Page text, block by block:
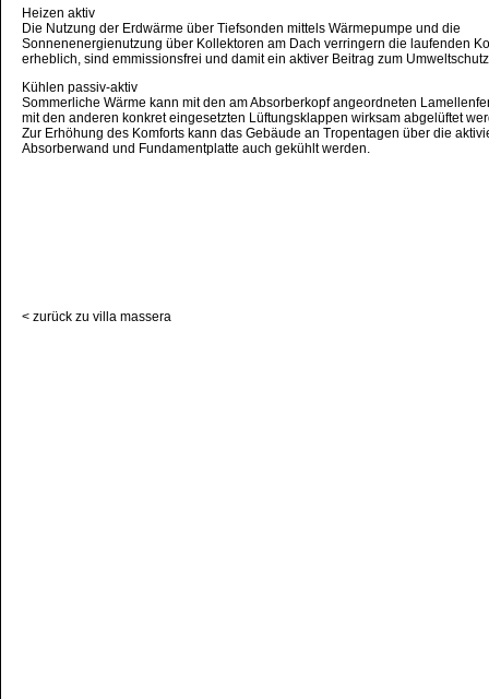
Heizen aktiv
Die Nutzung der Erdwärme über Tiefsonden mittels Wärmepumpe und die
Sonnenenergienutzung über Kollektoren am Dach verringern die laufenden
erheblich, sind emmissionsfrei und damit ein aktiver Beitrag zum Umweltschutz
Kühlen passiv-aktiv
Sommerliche Wärme kann mit den am Absorberkopf angeordneten
mit den anderen konkret eingesetzten Lüftungsklappen wirksam abgelüftet
Zur Erhöhung des Komforts kann das Gebäude an Tropentagen über die
Absorberwand und Fundamentplatte auch gekühlt werden.
< zurück zu villa massera